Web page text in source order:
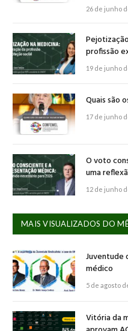
26 de junho
profissão
19 de junho
Quais são
17 de junho
O voto
uma
12 de junho
MAIS VISUALIZADOS DO
Juventude
médico
5 de agosto
Vitória da